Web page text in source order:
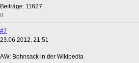
Beiträge: 11627
#7
23.06.2012, 21:51
AW: Bohnsack in der Wikipedia